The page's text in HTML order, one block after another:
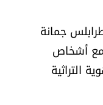
جمانة
مع أشخاص
التراثية